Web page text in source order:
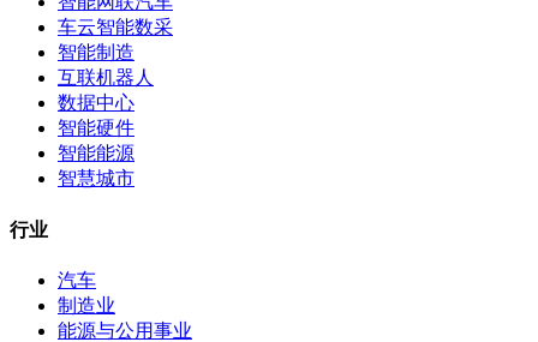
车云智能数采
智能制造
互联机器人
数据中心
智能硬件
智能能源
智慧城市
行业
汽车
制造业
能源与公用事业